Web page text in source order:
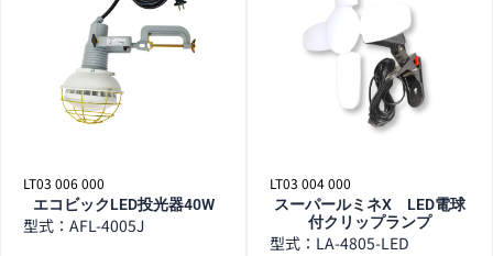
LT03 006 000
エコビックLED投光器40W
型式：AFL-4005J
LT03 004 000
スーパールミネX LED電球
付クリップランプ
型式：LA-4805-LED